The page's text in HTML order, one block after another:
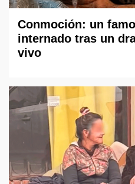
Conmoción: un
internado tras un
vivo